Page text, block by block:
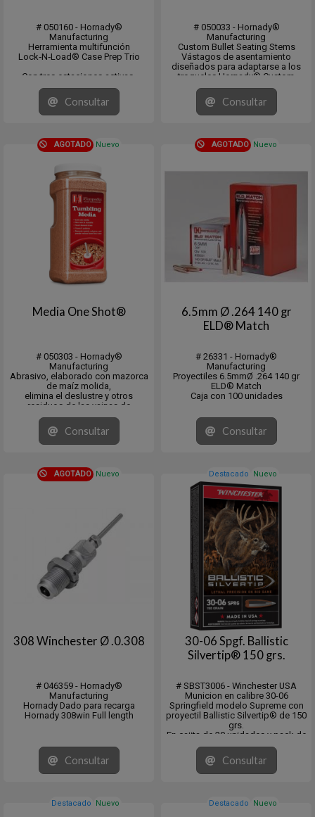
# 050160 - Hornady®
Manufacturing
Herramienta multifunción
Lock‑N‑Load® Case Prep Trio
Con tres estaciones activas,
puedes biselar, desbarbar y limpiar
los alojamientos de los
fulminantes sin necesidad de
cambiar de herramienta. El Lock-N-
herramientas par...
Consultar
# 050033 - Hornady®
Manufacturing
Custom Bullet Seating Stems
Vástagos de asentamiento
diseñados para adaptarse a los
troqueles Hornady® Custom
Grade™ y están mecanizados para
ajustarse al perfil de las balas A-
Tip®, ELD Match, ELD-X, FTX y
MonoFlex, logrando un
posibl...
Consultar
AGOTADO Nuevo
Media One Shot®
# 050303 - Hornady®
Manufacturing
Abrasivo, elaborado con mazorca
de maíz molida,
elimina el deslustre y otros
residuos de las vainas de
cartuchos.
Úselo con el pulidor de metales
One Shot® para obtener un
acabado brillante como nuevo.
Consultar
AGOTADO Nuevo
6.5mm Ø .264 140 gr
ELD® Match
# 26331 - Hornady®
Manufacturing
Proyectiles 6.5mmØ .264 140 gr
ELD® Match
Caja con 100 unidades
Consultar
AGOTADO Nuevo
308 Winchester Ø .0.308
# 046359 - Hornady®
Manufacturing
Hornady Dado para recarga
Hornady 308win Full length
Consultar
Destacado Nuevo
30-06 Spgf. Ballistic
Silvertip® 150 grs.
# SBST3006 - Winchester USA
Municion en calibre 30-06
Springfield modelo Supreme con
proyectil Ballistic Silvertip® de 150
grs.
En cajita de 20 unidades y pack de
10 x 20 unidades.
La munición Ballistic Silvertip®
proporciona un derribo inmediato
Consultar
Destacado Nuevo Destacado Nuevo